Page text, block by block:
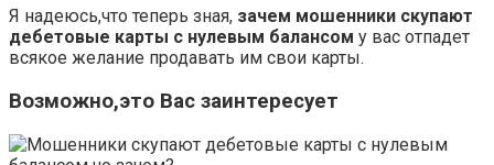
Я надеюсь,что теперь зная, зачем мошенники скупают
дебетовые карты с нулевым балансом у вас отпадет
всякое желание продавать им свои карты.
Возможно,это Вас заинтересует